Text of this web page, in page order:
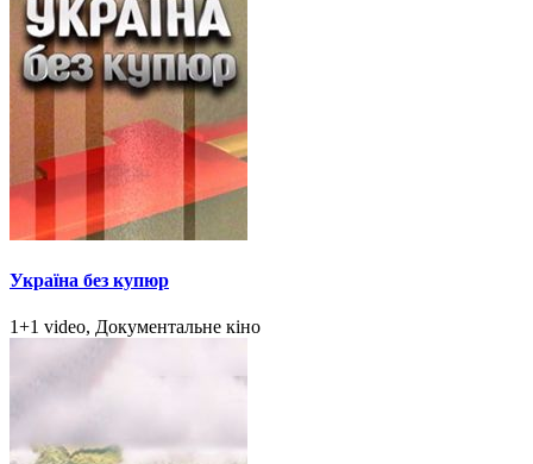
Україна без купюр
1+1 video, Документальне кіно